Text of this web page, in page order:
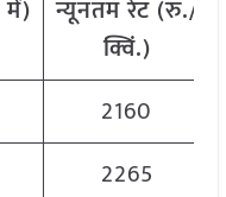
में) न्यूनतमरेट (रु./
क्विं.)
2160
2265